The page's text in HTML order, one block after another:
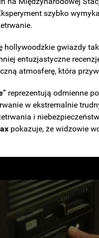
szybko
hollywoodzkie gwiazdy
entuzjastyczne
atmosferę, która
” reprezentują odmienne
w ekstremalnie
i
pokazuje, że widzowie